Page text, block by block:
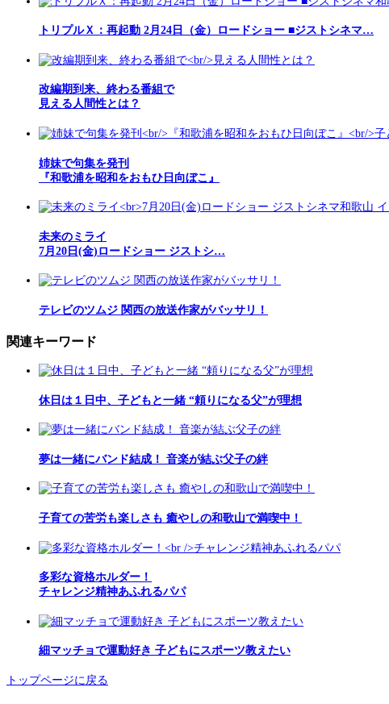
トリプルＸ：再起動 2月24日（金）ロードショー ■ジストシネマ…
改編期到来、終わる番組で
見える人間性とは？
姉妹で句集を発刊
『和歌浦を昭和をおもひ日向ぼこ』
未来のミライ
7月20日(金)ロードショー ジストシ…
テレビのツムジ 関西の放送作家がバッサリ！
関連キーワード
休日は１日中、子どもと一緒 “頼りになる父”が理想
夢は一緒にバンド結成！ 音楽が結ぶ父子の絆
子育ての苦労も楽しさも 癒やしの和歌山で満喫中！
多彩な資格ホルダー！
チャレンジ精神あふれるパパ
細マッチョで運動好き 子どもにスポーツ教えたい
トップページに戻る